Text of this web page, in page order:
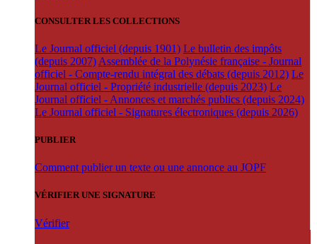
CONSULTER LES COLLECTIONS
Le Journal officiel (depuis 1901) Le bulletin des impôts
(depuis 2007) Assemblée de la Polynésie française - Journal
officiel - Compte-rendu intégral des débats (depuis 2012) Le
Journal officiel - Propriété industrielle (depuis 2023) Le
Journal officiel - Annonces et marchés publics (depuis 2024)
Le Journal officiel - Signatures électroniques (depuis 2026)
PUBLIER
Comment publier un texte ou une annonce au JOPF
VÉRIFIER UNE SIGNATURE
Vérifier